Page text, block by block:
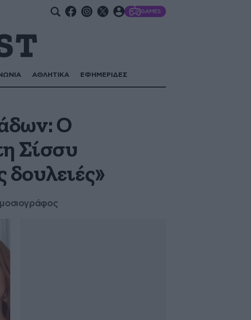
GAMES
ΑΘΛΗΤΙΚΑ ΕΦΗΜΕΡΙΔΕΣ
Ο
Σίσσυ
δουλειές»